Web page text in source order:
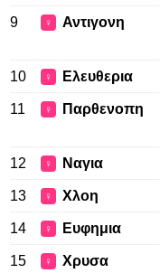
9 ♀ Αντιγονη
10 ♀ Ελευθερια
11 ♀ Παρθενοπη
12 ♀ Ναγια
13 ♀ Χλοη
14 ♀ Ευφημια
15 ♀ Χρυσα